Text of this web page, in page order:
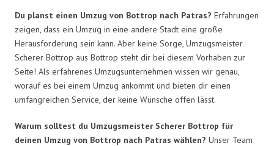
Du planst einen Umzug von Bottrop nach Patras? Erfahrungen
zeigen, dass ein Umzug in eine andere Stadt eine große
Herausforderung sein kann. Aber keine Sorge, Umzugsmeister
Scherer Bottrop aus Bottrop steht dir bei diesem Vorhaben zur
Seite! Als erfahrenes Umzugsunternehmen wissen wir genau,
worauf es bei einem Umzug ankommt und bieten dir einen
umfangreichen Service, der keine Wünsche offen lässt.
Warum solltest du Umzugsmeister Scherer Bottrop für
deinen Umzug von Bottrop nach Patras wählen? Unser Team